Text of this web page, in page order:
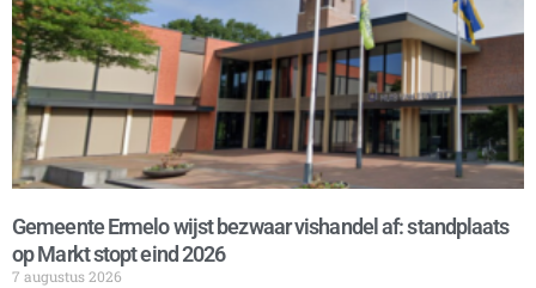
Gemeente Ermelo wijst bezwaar vishandel af: standplaats
op Markt stopt eind 2026
7 augustus 2026